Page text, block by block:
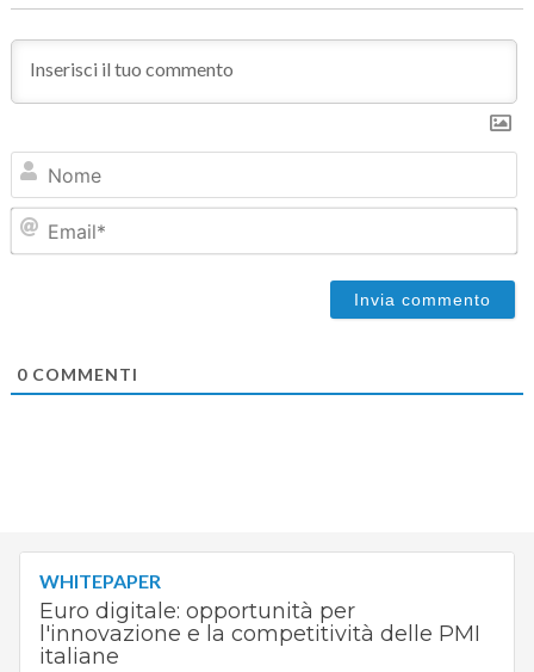
0COMMENTI
WHITEPAPER
Euro digitale: opportunità per
l'innovazione e la competitività delle PMI
italiane